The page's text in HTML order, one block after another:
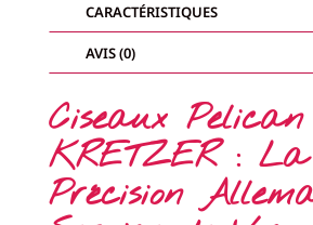
CARACTÉRISTIQUES
AVIS (0)
Ciseaux Pelican
KRETZER : La
Précision